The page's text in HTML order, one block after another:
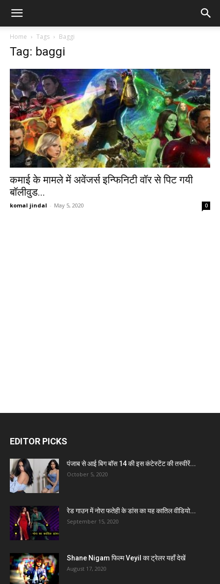
Home Tags Baggi
Tag: baggi
कमाई के मामले में अवेंजर्स इन्फिनिटी वॉर से पिट गयी
बॉलीवुड...
komal jindal - May 5, 2020 0
EDITOR PICKS
पंजाब से आई बिग बॉस 14 की इस कंटेस्टेंट की तस्वीरें...
October 5, 2020
रेड गाउन में नोरा फतेही के डांस का यह कातिल वीडियो...
September 15, 2020
Shane Nigam फिल्म Veyil का ट्रेलर यहाँ देखें
August 17, 2020